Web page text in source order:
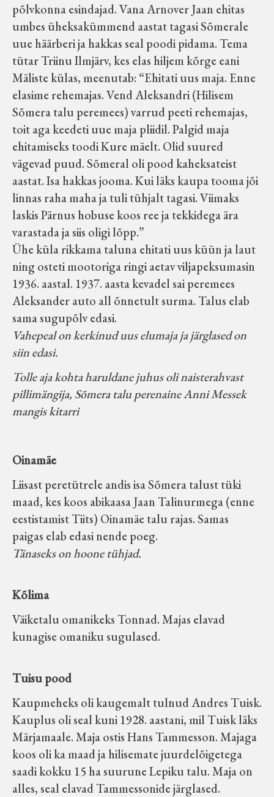
põlvkonna esindajad. Vana Arnover Jaan ehitas
umbes üheksakümmend aastat tagasi Sõmerale
uue häärberi ja hakkas seal poodi pidama. Tema
tütar Triinu Ilmjärv, kes elas hiljem kõrge eani
Mäliste külas, meenutab: “Ehitati uus maja. Enne
elasime rehemajas. Vend Aleksandri (Hilisem
Sõmera talu peremees) varrud peeti rehemajas,
toit aga keedeti uue maja pliidil. Palgid maja
ehitamiseks toodi Kure mäelt. Olid suured
vägevad puud. Sõmeral oli pood kaheksateist
aastat. Isa hakkas jooma. Kui läks kaupa tooma jõi
linnas raha maha ja tuli tühjalt tagasi. Viimaks
laskis Pärnus hobuse koos ree ja tekkidega ära
varastada ja siis oligi lõpp.”
Ühe küla rikkama taluna ehitati uus küün ja laut
ning osteti mootoriga ringi aetav viljapeksumasin
1936. aastal. 1937. aasta kevadel sai peremees
Aleksander auto all õnnetult surma. Talus elab
sama sugupõlv edasi.
Vahepeal on kerkinud uus elumaja ja järglased on
siin edasi.
Tolle aja kohta haruldane juhus oli naisterahvast
pillimängija, Sõmera talu perenaine Anni Messek
mangis kitarri
Oinamäe
Liisast peretütrele andis isa Sõmera talust tüki
maad, kes koos abikaasa Jaan Talinurmega (enne
eestistamist Tiits) Oinamäe talu rajas. Samas
paigas elab edasi nende poeg.
Tänaseks on hoone tühjad.
Kõlima
Väiketalu omanikeks Tonnad. Majas elavad
kunagise omaniku sugulased.
Tuisu pood
Kaupmeheks oli kaugemalt tulnud Andres Tuisk.
Kauplus oli seal kuni 1928. aastani, mil Tuisk läks
Märjamaale. Maja ostis Hans Tammesson. Majaga
koos oli ka maad ja hilisemate juurdelõigetega
saadi kokku 15 ha suurune Lepiku talu. Maja on
alles, seal elavad Tammessonide järglased.